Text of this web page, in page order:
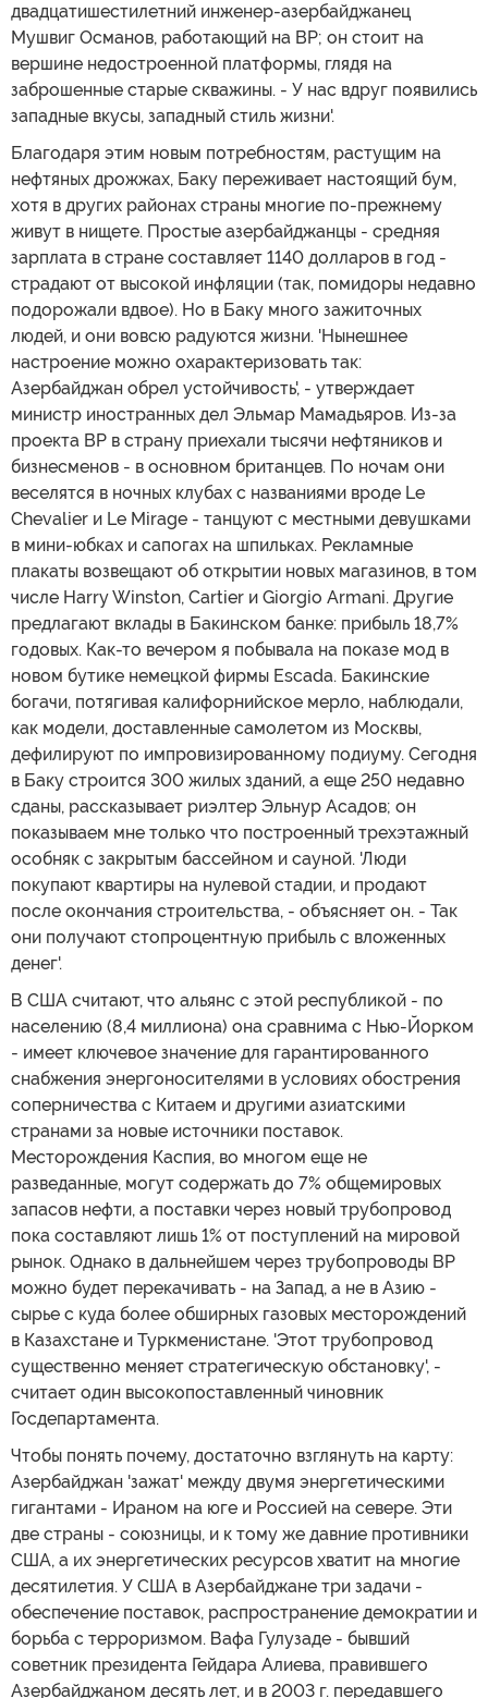
двадцатишестилетний инженер-азербайджанец
Мушвиг Османов, работающий на BP; он стоит на
вершине недостроенной платформы, глядя на
заброшенные старые скважины. - У нас вдруг появились
западные вкусы, западный стиль жизни'.
Благодаря этим новым потребностям, растущим на
нефтяных дрожжах, Баку переживает настоящий бум,
хотя в других районах страны многие по-прежнему
живут в нищете. Простые азербайджанцы - средняя
зарплата в стране составляет 1140 долларов в год -
страдают от высокой инфляции (так, помидоры недавно
подорожали вдвое). Но в Баку много зажиточных
людей, и они вовсю радуются жизни. 'Нынешнее
настроение можно охарактеризовать так:
Азербайджан обрел устойчивость', - утверждает
министр иностранных дел Эльмар Мамадьяров. Из-за
проекта BP в страну приехали тысячи нефтяников и
бизнесменов - в основном британцев. По ночам они
веселятся в ночных клубах с названиями вроде Le
Chevalier и Le Mirage - танцуют с местными девушками
в мини-юбках и сапогах на шпильках. Рекламные
плакаты возвещают об открытии новых магазинов, в том
числе Harry Winston, Cartier и Giorgio Armani. Другие
предлагают вклады в Бакинском банке: прибыль 18,7%
годовых. Как-то вечером я побывала на показе мод в
новом бутике немецкой фирмы Escada. Бакинские
богачи, потягивая калифорнийское мерло, наблюдали,
как модели, доставленные самолетом из Москвы,
дефилируют по импровизированному подиуму. Сегодня
в Баку строится 300 жилых зданий, а еще 250 недавно
сданы, рассказывает риэлтер Эльнур Асадов; он
показываем мне только что построенный трехэтажный
особняк с закрытым бассейном и сауной. 'Люди
покупают квартиры на нулевой стадии, и продают
после окончания строительства, - объясняет он. - Так
они получают стопроцентную прибыль с вложенных
денег'.
В США считают, что альянс с этой республикой - по
населению (8,4 миллиона) она сравнима с Нью-Йорком
- имеет ключевое значение для гарантированного
снабжения энергоносителями в условиях обострения
соперничества с Китаем и другими азиатскими
странами за новые источники поставок.
Месторождения Каспия, во многом еще не
разведанные, могут содержать до 7% общемировых
запасов нефти, а поставки через новый трубопровод
пока составляют лишь 1% от поступлений на мировой
рынок. Однако в дальнейшем через трубопроводы BP
можно будет перекачивать - на Запад, а не в Азию -
сырье с куда более обширных газовых месторождений
в Казахстане и Туркменистане. 'Этот трубопровод
существенно меняет стратегическую обстановку', -
считает один высокопоставленный чиновник
Госдепартамента.
Чтобы понять почему, достаточно взглянуть на карту:
Азербайджан 'зажат' между двумя энергетическими
гигантами - Ираном на юге и Россией на севере. Эти
две страны - союзницы, и к тому же давние противники
США, а их энергетических ресурсов хватит на многие
десятилетия. У США в Азербайджане три задачи -
обеспечение поставок, распространение демократии и
борьба с терроризмом. Вафа Гулузаде - бывший
советник президента Гейдара Алиева, правившего
Азербайджаном десять лет, и в 2003 г. передавшего